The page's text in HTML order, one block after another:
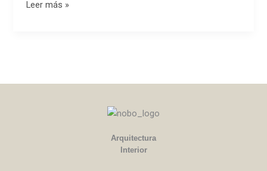
Leer más »
Arquitectura
Interior